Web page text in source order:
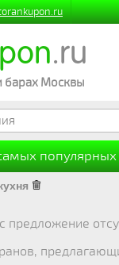
.ru
барах Москвы
популярных